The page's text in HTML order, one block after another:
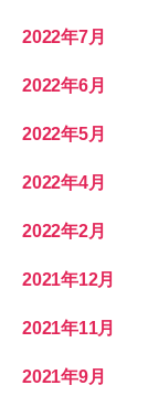
2022年7月
2022年6月
2022年5月
2022年4月
2022年2月
2021年12月
2021年11月
2021年9月